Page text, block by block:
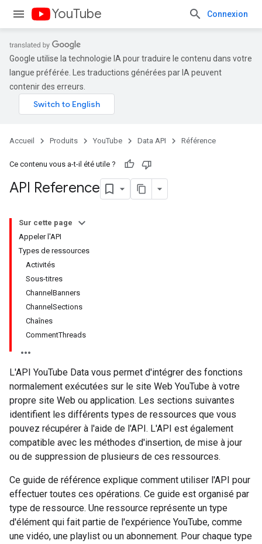
YouTube Connexion
Google utilise la technologie IA pour traduire le contenu dans votre
langue préférée. Les traductions générées par IA peuvent
contenir des erreurs.
Accueil Produits YouTube Data API Référence
Ce contenu vous a-t-il été utile ?
API Reference
Sur cette page
Appeler l'API
Types de ressources
Activités
Sous-titres
ChannelBanners
ChannelSections
Chaînes
CommentThreads
L'API YouTube Data vous permet d'intégrer des fonctions
normalement exécutées sur le site Web YouTube à votre
propre site Web ou application. Les sections suivantes
identifient les différents types de ressources que vous
pouvez récupérer à l'aide de l'API. L'API est également
compatible avec les méthodes d'insertion, de mise à jour
ou de suppression de plusieurs de ces ressources.
Ce guide de référence explique comment utiliser l'API pour
effectuer toutes ces opérations. Ce guide est organisé par
type de ressource. Une ressource représente un type
d'élément qui fait partie de l'expérience YouTube, comme
une vidéo, une playlist ou un abonnement. Pour chaque type